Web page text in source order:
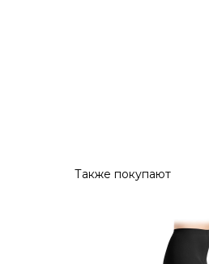
Также покупают